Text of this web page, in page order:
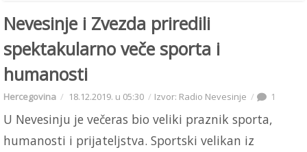
Nevesinje i Zvezda priredili
spektakularno veče sporta i
humanosti
Hercegovina 18.12.2019. u 05:30 Izvor: Radio Nevesinje 1
U Nevesinju je večeras bio veliki praznik sporta,
humanosti i prijateljstva. Sportski velikan iz